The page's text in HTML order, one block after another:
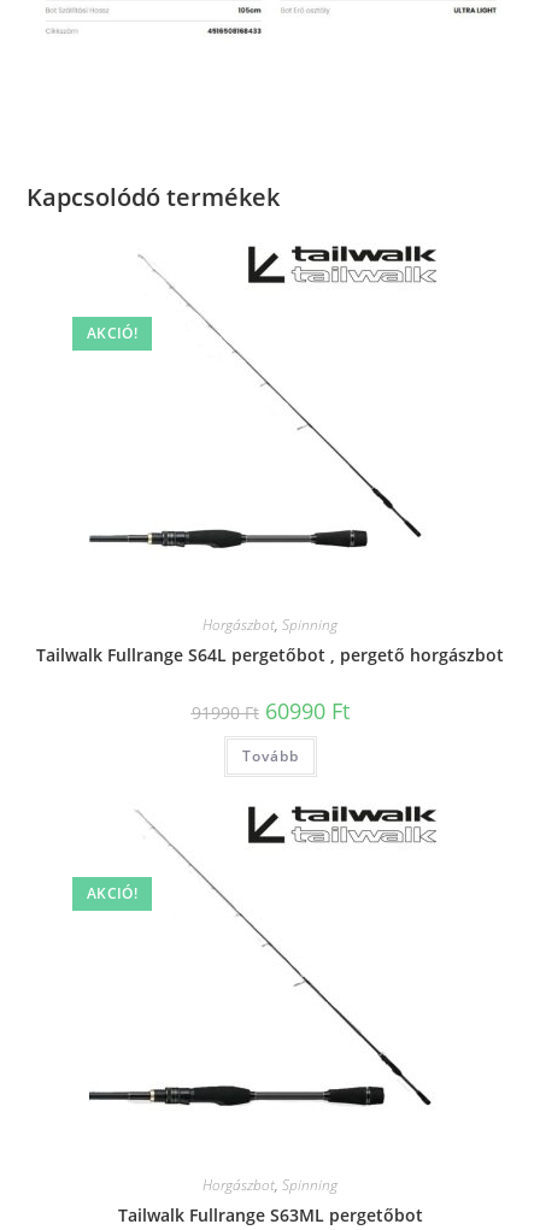
Kapcsolódó termékek
AKCIÓ!
Horgászbot, Spinning
Tailwalk Fullrange S64L pergetőbot , pergető horgászbot
91990Ft Original
price
was:
91990 Ft.
60990 FtCurrent
price
Tovább
AKCIÓ!
Horgászbot, Spinning
Tailwalk Fullrange S63ML pergetőbot